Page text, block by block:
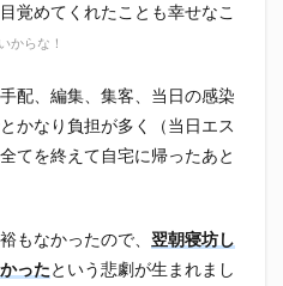
覚めてくれたことも幸せなこ
からな！
配、編集、集客、当日の感染
かなり負担が多く（当日エス
てを終えて自宅に帰ったあと
もなかったので、 翌朝寝坊し
ったという悲劇が生まれまし
パス 君盃酒造
周年祭
内謙伍
大村屋酒造場
田焼きそば
安田記念
富士宮やきそば
園
川崎フロンターレ
志太泉酒造
日常